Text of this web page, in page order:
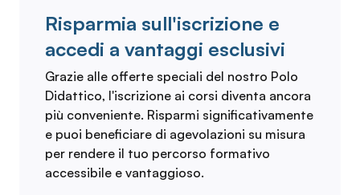
Risparmia sull'iscrizione e
accedi a vantaggi esclusivi
Grazie alle offerte speciali del nostro Polo
Didattico, l'iscrizione ai corsi diventa ancora
più conveniente. Risparmi significativamente
e puoi beneficiare di agevolazioni su misura
per rendere il tuo percorso formativo
accessibile e vantaggioso.